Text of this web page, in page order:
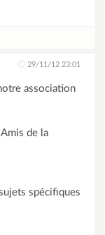
29/11/12 23:01
association
de la
spécifiques